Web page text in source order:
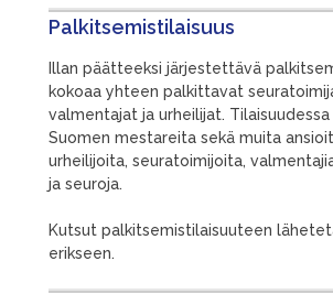
Palkitsemistilaisuus
Illan päätteeksi järjestettävä
kokoaa yhteen palkittavat
valmentajat ja urheilijat.
Suomen mestareita sekä muita
urheilijoita, seuratoimijoita,
ja seuroja.
Kutsut palkitsemistilaisuuteen
erikseen.